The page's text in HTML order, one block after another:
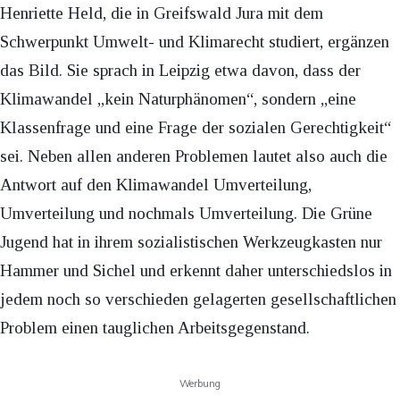
Henriette Held, die in Greifswald Jura mit dem
Schwerpunkt Umwelt- und Klimarecht studiert, ergänzen
das Bild. Sie sprach in Leipzig etwa davon, dass der
Klimawandel „kein Naturphänomen“, sondern „eine
Klassenfrage und eine Frage der sozialen Gerechtigkeit“
sei. Neben allen anderen Problemen lautet also auch die
Antwort auf den Klimawandel Umverteilung,
Umverteilung und nochmals Umverteilung. Die Grüne
Jugend hat in ihrem sozialistischen Werkzeugkasten nur
Hammer und Sichel und erkennt daher unterschiedslos in
jedem noch so verschieden gelagerten gesellschaftlichen
Problem einen tauglichen Arbeitsgegenstand.
Werbung